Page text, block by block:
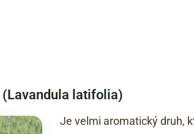
latifolia)
Je velmi aromatický druh,